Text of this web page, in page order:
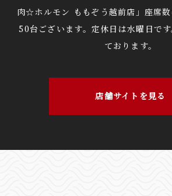
肉☆ホルモン ももぞう越前店」座席
50台ございます。定休日は水曜日で
ております。
店舗サイトを見る